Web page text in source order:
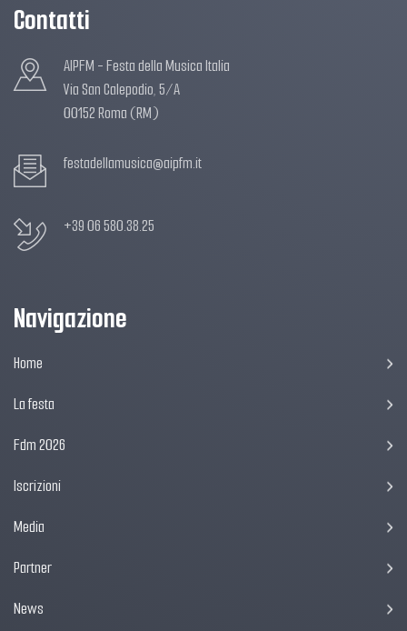
Contatti
AIPFM - Festa della Musica Italia
Via San Calepodio, 5/A
00152 Roma (RM)
festadellamusica@aipfm.it
+39 06 580.38.25
Navigazione
Home
La festa
Fdm 2026
Iscrizioni
Media
Partner
News